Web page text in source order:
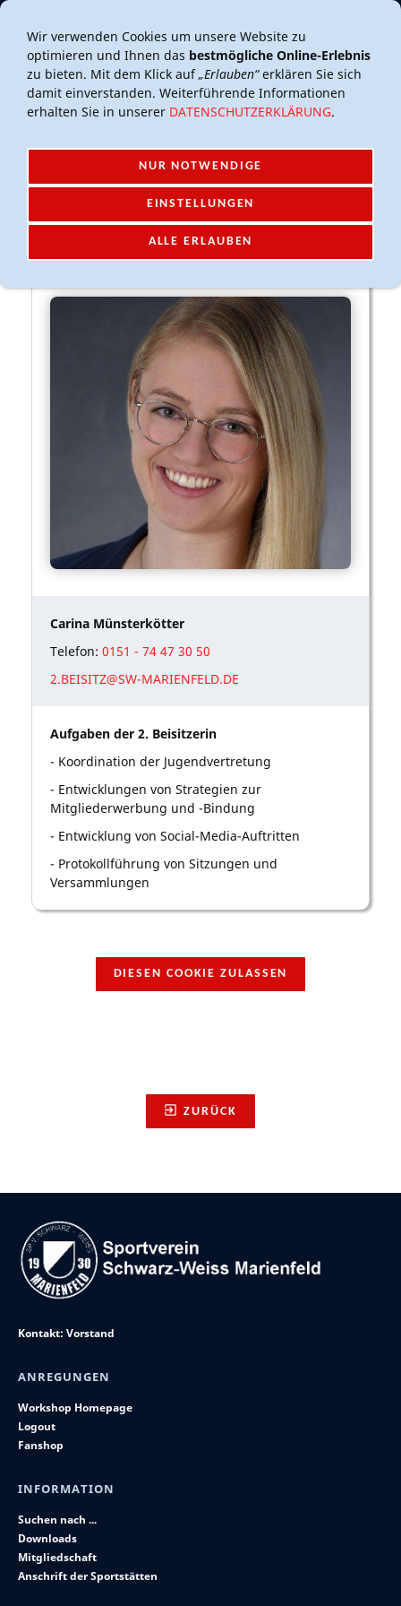
NAVIGATION EINBLENDEN
2. BEISITZ
Carina Münsterkötter
Telefon: 0151 - 74 47 30 50
2.BEISITZ@SW-MARIENFELD.DE
Aufgaben der 2. Beisitzerin
- Koordination der Jugendvertretung
- Entwicklungen von Strategien zur
Mitgliederwerbung und -Bindung
- Entwicklung von Social-Media-Auftritten
- Protokollführung von Sitzungen und
Versammlungen
DIESEN COOKIE ZULASSEN
ZURÜCK
Kontakt: Vorstand
ANREGUNGEN
Workshop Homepage
Logout
Fanshop
INFORMATION
Suchen nach ...
Downloads
Mitgliedschaft
Anschrift der Sportstätten
Wir verwenden Cookies um unsere Website zu
optimieren und Ihnen das bestmögliche Online-Erlebnis
zu bieten. Mit dem Klick auf„Erlauben“erklären Sie sich
damit einverstanden. Weiterführende Informationen
erhalten Sie in unserer DATENSCHUTZERKLÄRUNG.
NUR NOTWENDIGE
EINSTELLUNGEN
ALLE ERLAUBEN